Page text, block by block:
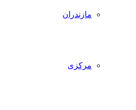
مازندران
مرکزی